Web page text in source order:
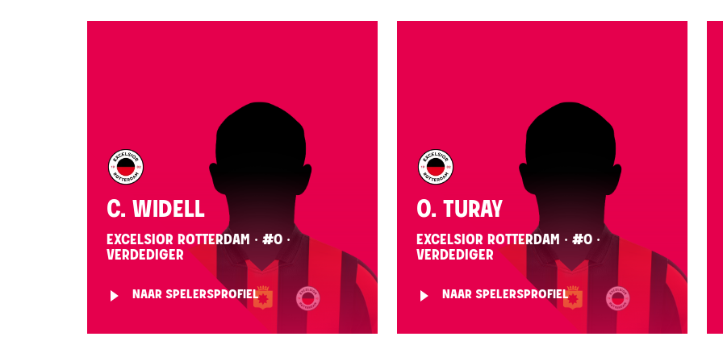
C. WIDELL
EXCELSIOR ROTTERDAM · #0 ·
VERDEDIGER
NAAR SPELERSPROFIEL
O. TURAY
EXCELSIOR ROTTERDAM · #0 ·
VERDEDIGER
NAAR SPELERSPROFIEL